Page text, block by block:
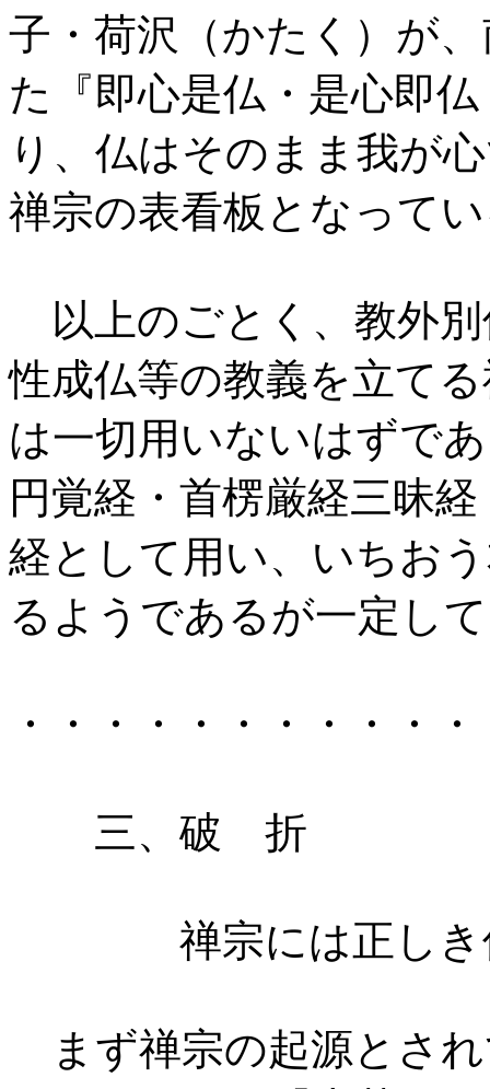
子・荷沢（かたく）が
た『即心是仏・是心即
り、仏はそのまま我が
禅宗の表看板となって
以上のごとく、教外別
性成仏等の教義を立て
は一切用いないはずで
円覚経・首楞厳経三昧
経として用い、いちお
るようであるが一定し
・・・・・・・・・・
三、破 折
禅宗には正しき
まず禅宗の起源とさ